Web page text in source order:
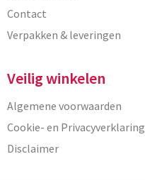
Contact
Verpakken & leveringen
Veilig winkelen
Algemene voorwaarden
Cookie- en Privacyverklaring
Disclaimer